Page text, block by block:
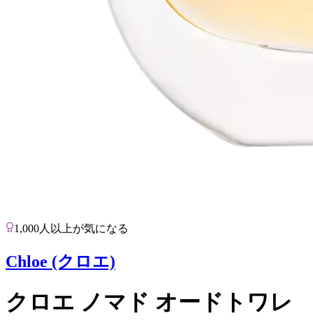
1,000人以上が気になる
Chloe (クロエ)
クロエ ノマド オードトワレ